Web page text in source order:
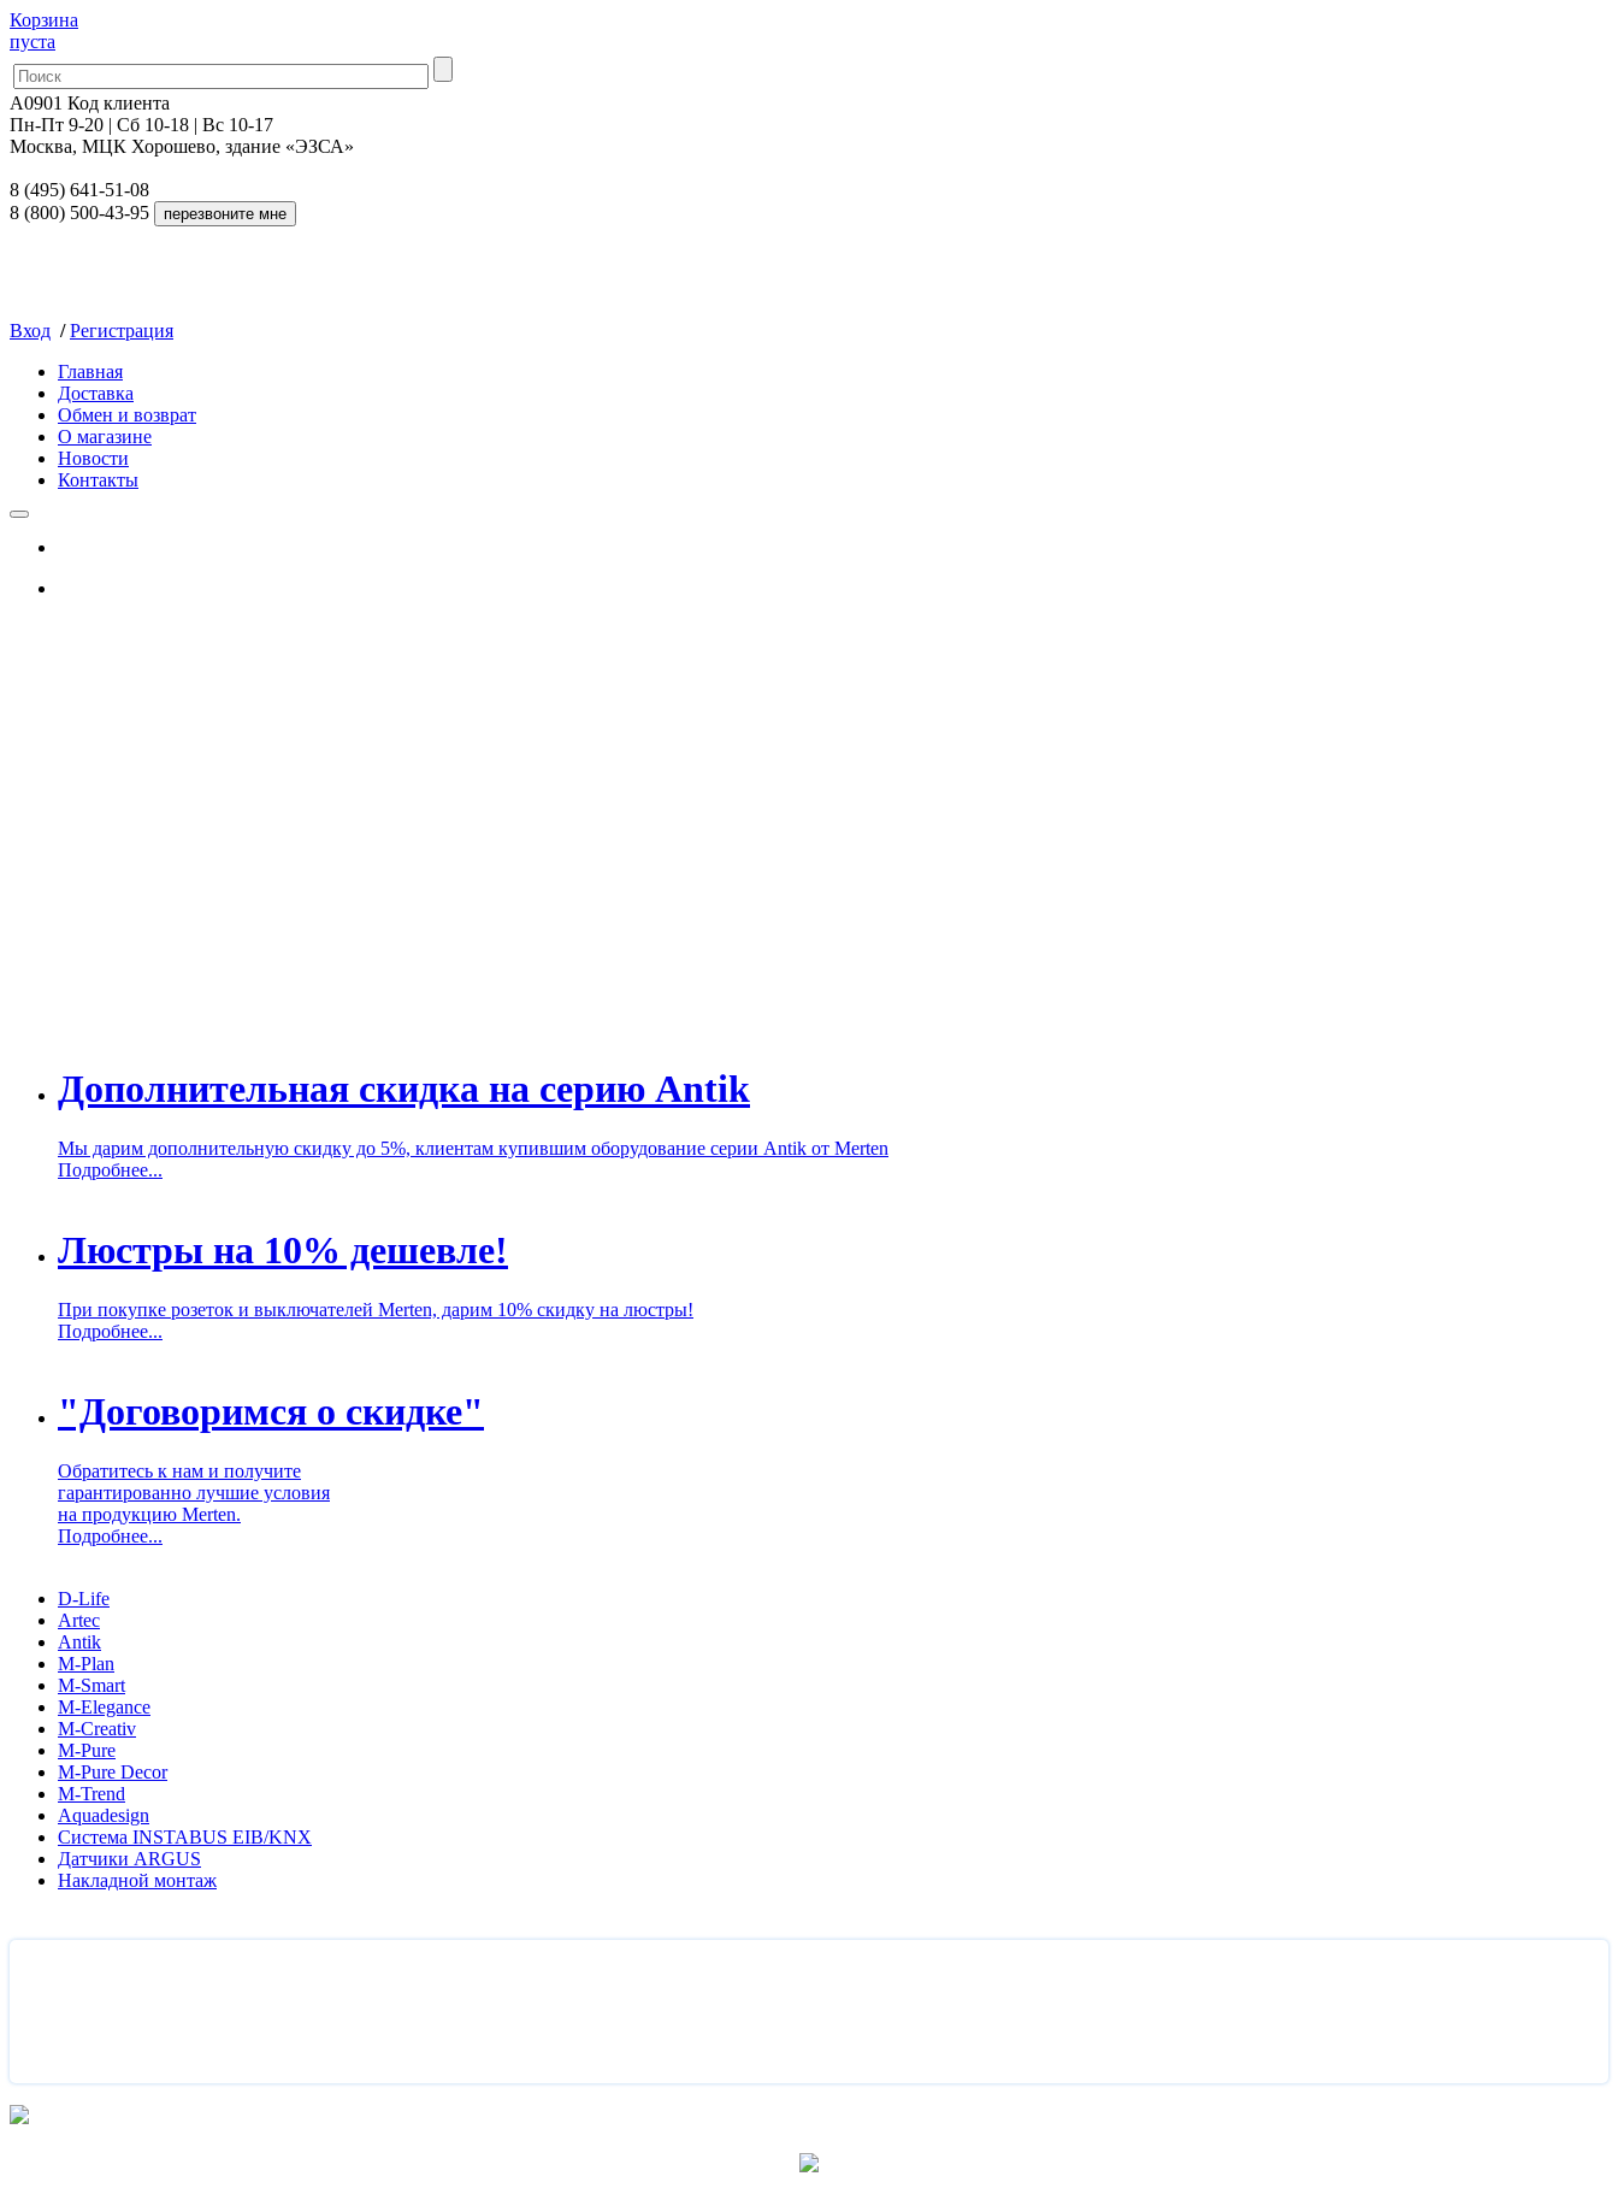
Корзина
пуста
A0901 Код клиента
Пн-Пт 9-20 | Сб 10-18 | Вс 10-17
Москва, МЦК Хорошево, здание «ЭЗСА»
8 (495) 641-51-08
8 (800) 500-43-95
Вход / Регистрация
Главная
Доставка
Обмен и возврат
О магазине
Новости
Контакты
Дополнительная скидка на серию Antik
Мы дарим дополнительную скидку до 5%, клиентам купившим оборудование серии Antik от Merten
Подробнее...
Люстры на 10% дешевле!
При покупке розеток и выключателей Merten, дарим 10% скидку на люстры!
Подробнее...
"Договоримся о скидке"
Обратитесь к нам и получите
гарантированно лучшие условия
на продукцию Merten.
Подробнее...
D-Life
Artec
Antik
M-Plan
M-Smart
M-Elegance
M-Creativ
M-Pure
M-Pure Decor
M-Trend
Aquadesign
Система INSTABUS EIB/KNX
Датчики ARGUS
Накладной монтаж